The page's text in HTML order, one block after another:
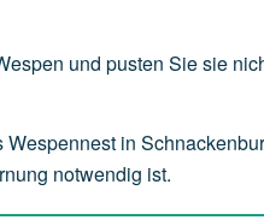
und pusten Sie sie
in
notwendig ist.